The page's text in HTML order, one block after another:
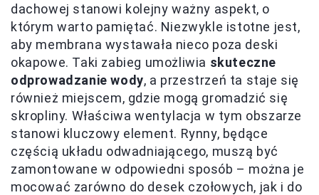
dachowej stanowi kolejny ważny aspekt, o
którym warto pamiętać. Niezwykle istotne jest,
aby membrana wystawała nieco poza deski
okapowe. Taki zabieg umożliwia skuteczne
odprowadzanie wody, a przestrzeń ta staje się
również miejscem, gdzie mogą gromadzić się
skropliny. Właściwa wentylacja w tym obszarze
stanowi kluczowy element. Rynny, będące
częścią układu odwadniającego, muszą być
zamontowane w odpowiedni sposób – można je
mocować zarówno do desek czołowych, jak i do